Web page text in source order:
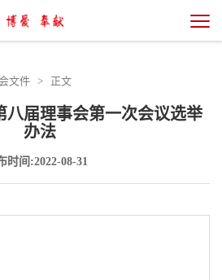
文件 > 正文
八届理事会第一次会议选举
办法
时间:2022-08-31